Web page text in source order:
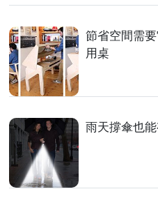
節省空間需
用桌
雨天撐傘也